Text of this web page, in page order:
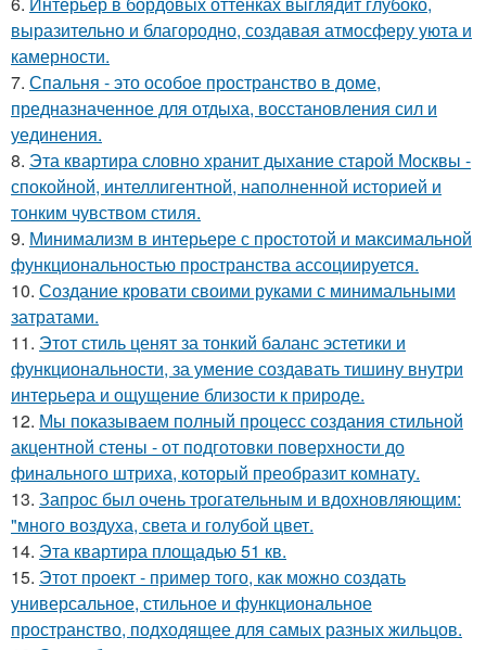
выразительно и благородно, создавая атмосферу уюта и
камерности.
7. Спальня - это особое пространство в доме,
предназначенное для отдыха, восстановления сил и
уединения.
8. Эта квартира словно хранит дыхание старой Москвы -
спокойной, интеллигентной, наполненной историей и
тонким чувством стиля.
9. Минимализм в интерьере с простотой и максимальной
функциональностью пространства ассоциируется.
10. Создание кровати своими руками с минимальными
затратами.
11. Этот стиль ценят за тонкий баланс эстетики и
функциональности, за умение создавать тишину внутри
интерьера и ощущение близости к природе.
12. Мы показываем полный процесс создания стильной
акцентной стены - от подготовки поверхности до
финального штриха, который преобразит комнату.
13. Запрос был очень трогательным и вдохновляющим:
"много воздуха, света и голубой цвет.
14. Эта квартира площадью 51 кв.
15. Этот проект - пример того, как можно создать
универсальное, стильное и функциональное
пространство, подходящее для самых разных жильцов.